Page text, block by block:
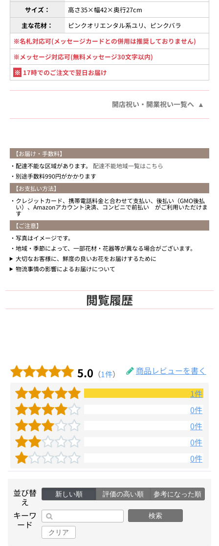
サイズ：
高さ35×幅42×奥行27cm
主な花材：
ピンクオリエンタル系ユリ、ピンクバラ
※名札対応可(メッセージカードとの併用は推奨しておりません)
※メッセージ対応可(無料メッセージ30文字以内)
※ 17時でのご注文で翌日お届け
開店祝い・開業祝い一覧へ
【お届け・手数料】
配達不能な区域があります。 配達不能地域一覧はこちら
別途手数料990円がかかります
【お支払い方法】
クレジットカード、携帯電話料金と合わせて支払い、後払い（GMO後払
い）、Amazonアカウント決済、コンビニで前払い がご利用いただけま
す
【ご注意】
写真はイメージです。
地域・季節によって、一部花材・花器等が異なる場合がございます。
大切なお客様に、鮮度の良いお花をお届けするために
物流事情の影響によるお届けについて
閲覧履歴
5.0 （1件）
商品レビューを書く
1件
0件
0件
0件
0件
並び替
え
新しい順 評価の高い順 参考になった順
キーワ
ード
検索
クリア